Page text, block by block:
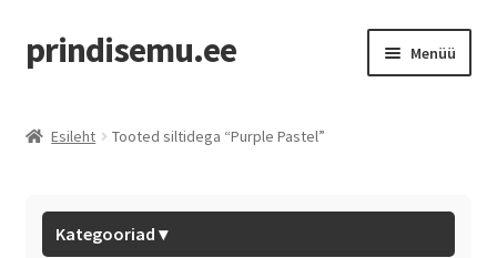
prindisemu.ee Menüü
Eryone Filaments
Esileht Tooted siltidega “Purple Pastel”
Kategooriad ▾